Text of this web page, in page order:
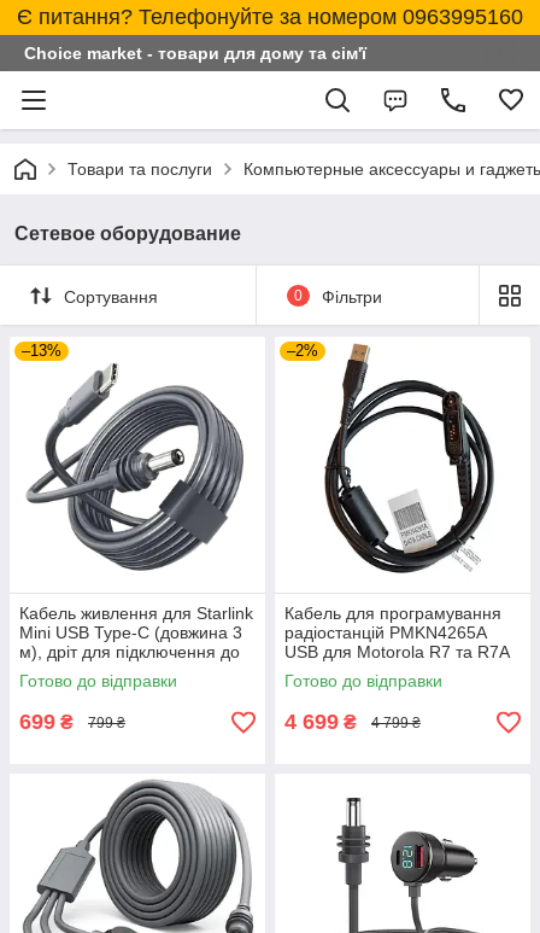
Є питання? Телефонуйте за номером 0963995160
Choice market - товари для дому та сім'ї
Товари та послуги Компьютерные аксессуары и
Сетевое оборудование
Сортування 0 Фільтри
–13%
Кабель живлення для Starlink
Mini USB Type-C (довжина 3
м), дріт для підключення до
павербанка
Готово до відправки
699 ₴ 799 ₴
–2%
Кабель для програмування
радіостанцій PMKN4265A
USB для Motorola R7 та R7A
(довжина 1 м), шина-
програматор, чорний
Готово до відправки
4 699 ₴ 4 799 ₴